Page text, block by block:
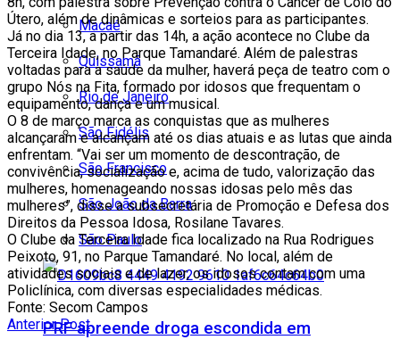
Macaé
Quissamã
Rio de Janeiro
São Fidélis
São Francisco
São João da Barra
São Paulo
PRF apreende droga escondida em
Útero, além de dinâmicas e sorteios para as participantes.
Já no dia 13, a partir das 14h, a ação acontece no Clube da
Terceira Idade, no Parque Tamandaré. Além de palestras
voltadas para a saúde da mulher, haverá peça de teatro com o
grupo Nós na Fita, formado por idosos que frequentam o
equipamento, dança e um musical.
O 8 de março marca as conquistas que as mulheres
alcançaram e alcançam até os dias atuais e as lutas que ainda
enfrentam. “Vai ser um momento de descontração, de
convivência, socialização e, acima de tudo, valorização das
mulheres, homenageando nossas idosas pelo mês das
mulheres”, disse a subsecretária de Promoção e Defesa dos
Direitos da Pessoa Idosa, Rosilane Tavares.
O Clube da Terceira Idade fica localizado na Rua Rodrigues
Peixoto, 91, no Parque Tamandaré. No local, além de
atividades sociais e de lazer, os idosos contam com uma
Policlínica, com diversas especialidades médicas.
Fonte: Secom Campos
Anterior Post